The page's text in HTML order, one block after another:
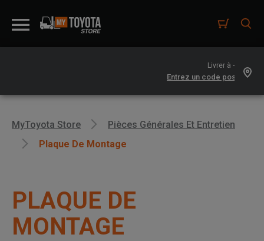
Livrer à -
MyToyota Store
Pièces Générales Et Entretien
Plaque De Montage
PLAQUE DE
MONTAGE